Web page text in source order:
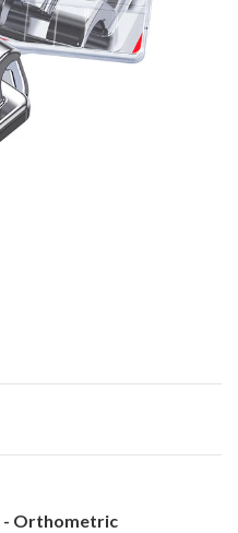
- Orthometric